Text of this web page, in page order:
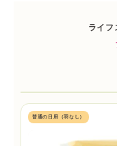
ライフ
普通の日用（羽なし）